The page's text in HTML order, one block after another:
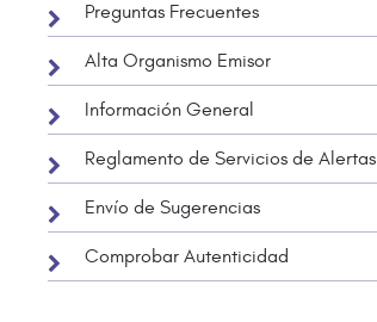
Preguntas Frecuentes
Alta Organismo Emisor
Información General
Reglamento de Servicios de Alertas
Envío de Sugerencias
Comprobar Autenticidad